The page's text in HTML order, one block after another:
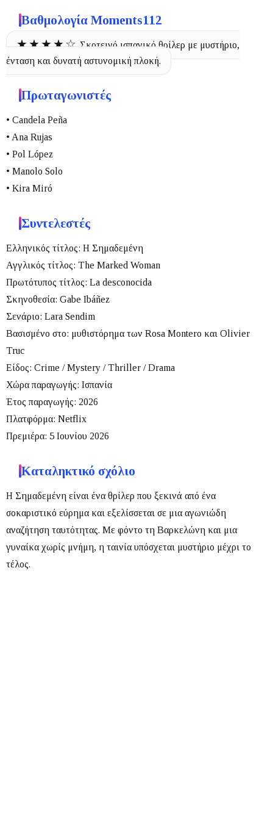
Βαθμολογία Moments112
★★★★☆ Σκοτεινό ισπανικό θρίλερ με μυστήριο,
ένταση και δυνατή αστυνομική πλοκή.
Πρωταγωνιστές
• Candela Peña
• Ana Rujas
• Pol López
• Manolo Solo
• Kira Miró
Συντελεστές
Ελληνικός τίτλος: Η Σημαδεμένη
Αγγλικός τίτλος: The Marked Woman
Πρωτότυπος τίτλος: La desconocida
Σκηνοθεσία: Gabe Ibáñez
Σενάριο: Lara Sendim
Βασισμένο στο: μυθιστόρημα των Rosa Montero και Olivier
Truc
Είδος: Crime / Mystery / Thriller / Drama
Χώρα παραγωγής: Ισπανία
Έτος παραγωγής: 2026
Πλατφόρμα: Netflix
Πρεμιέρα: 5 Ιουνίου 2026
Καταληκτικό σχόλιο
Η Σημαδεμένη είναι ένα θρίλερ που ξεκινά από ένα
σοκαριστικό εύρημα και εξελίσσεται σε μια αγωνιώδη
αναζήτηση ταυτότητας. Με φόντο τη Βαρκελώνη και μια
γυναίκα χωρίς μνήμη, η ταινία υπόσχεται μυστήριο μέχρι το
τέλος.